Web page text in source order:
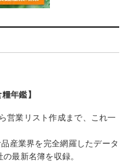
年鑑】
営業リスト作成まで、これ一
産業界を完全網羅したデータ
最新名簿を収録。